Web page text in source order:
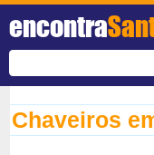
encontra
Chaveiros